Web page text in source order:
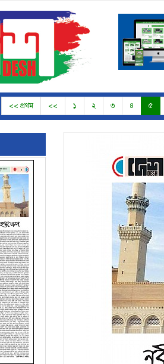
<< প্রথম << ১ ২ ৩ ৪ ৫